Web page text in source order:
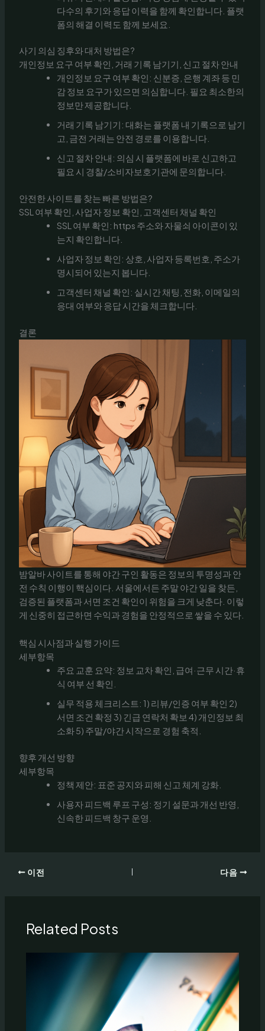
다수의 후기와 응답 이력을 함께 확인합니다. 플랫
폼의 해결 이력도 함께 보세요.
사기 의심 징후와 대처 방법은?
개인정보 요구 여부 확인, 거래 기록 남기기, 신고 절차 안내
개인정보 요구 여부 확인: 신분증, 은행 계좌 등 민
감 정보 요구가 있으면 의심합니다. 필요 최소한의
정보만 제공합니다.
거래 기록 남기기: 대화는 플랫폼 내 기록으로 남기
고, 금전 거래는 안전 경로를 이용합니다.
신고 절차 안내: 의심 시 플랫폼에 바로 신고하고
필요 시 경찰/소비자보호기관에 문의합니다.
안전한 사이트를 찾는 빠른 방법은?
SSL 여부 확인, 사업자 정보 확인, 고객센터 채널 확인
SSL 여부 확인: https 주소와 자물쇠 아이콘이 있
는지 확인합니다.
사업자 정보 확인: 상호, 사업자 등록번호, 주소가
명시되어 있는지 봅니다.
고객센터 채널 확인: 실시간 채팅, 전화, 이메일의
응대 여부와 응답 시간을 체크합니다.
결론
밤알바 사이트를 통해 야간 구인 활동은 정보의 투명성과 안
전 수칙 이행이 핵심이다. 서울에서든 주말 야간 일을 찾든,
검증된 플랫폼과 서면 조건 확인이 위험을 크게 낮춘다. 이렇
게 신중히 접근하면 수익과 경험을 안정적으로 쌓을 수 있다.
핵심 시사점과 실행 가이드
세부항목
주요 교훈 요약: 정보 교차 확인, 급여·근무 시간·휴
식 여부 선 확인.
실무 적용 체크리스트: 1) 리뷰/인증 여부 확인 2)
서면 조건 확정 3) 긴급 연락처 확보 4) 개인정보 최
소화 5) 주말/야간 시작으로 경험 축적.
향후 개선 방향
세부항목
정책 제안: 표준 공지와 피해 신고 체계 강화.
사용자 피드백 루프 구성: 정기 설문과 개선 반영,
신속한 피드백 창구 운영.
이전 다음
Related Posts